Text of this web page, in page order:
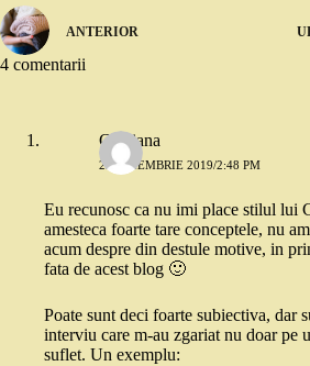
ANTERIOR
4 comentarii
Cristiana
22 NOIEMBRIE 2019/2:48 PM
Eu recunosc ca nu imi place stilul lui
amesteca foarte tare conceptele, nu
acum despre din destule motive, in
fata de acest blog 🙂
Poate sunt deci foarte subiectiva, dar
interviu care m-au zgariat nu doar pe
suflet. Un exemplu: